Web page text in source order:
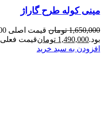
مینی کوله طرح گاراژ
1,650,000 تومان
بود.1,490,000 تومانقیمت فعلی 1,490,000 تومان است.
افزودن به سبد خرید